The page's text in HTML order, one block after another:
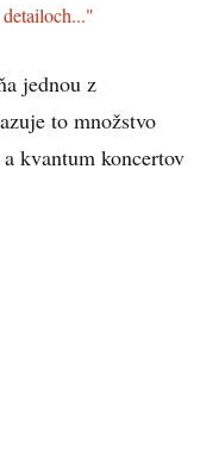
jednou z
to množstvo
kvantum koncertov